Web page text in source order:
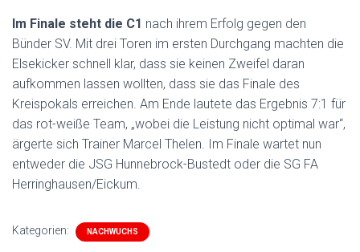
Im Finale steht die C1 nach ihrem Erfolg gegen den
Bünder SV. Mit drei Toren im ersten Durchgang machten die
Elsekicker schnell klar, dass sie keinen Zweifel daran
aufkommen lassen wollten, dass sie das Finale des
Kreispokals erreichen. Am Ende lautete das Ergebnis 7:1 für
das rot-weiße Team, „wobei die Leistung nicht optimal war“,
ärgerte sich Trainer Marcel Thelen. Im Finale wartet nun
entweder die JSG Hunnebrock-Bustedt oder die SG FA
Herringhausen/Eickum.
Kategorien: NACHWUCHS